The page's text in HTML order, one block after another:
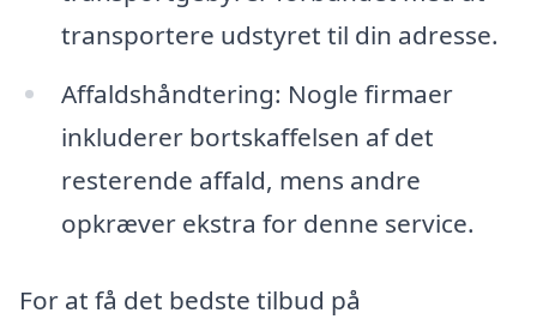
transportere udstyret til din adresse.
Affaldshåndtering: Nogle firmaer
inkluderer bortskaffelsen af det
resterende affald, mens andre
opkræver ekstra for denne service.
For at få det bedste tilbud på